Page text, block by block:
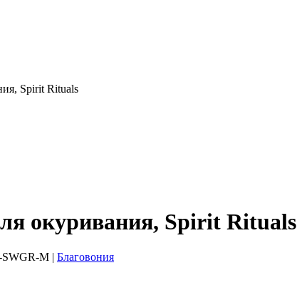
Spirit Rituals
окуривания, Spirit Rituals
SWGR-M | Благовония